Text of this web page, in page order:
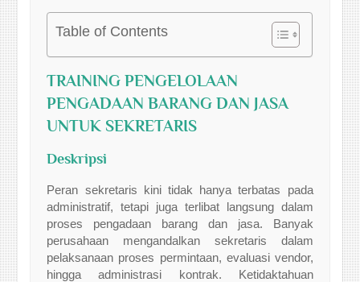
Table of Contents
TRAINING PENGELOLAAN
PENGADAAN BARANG DAN JASA
UNTUK SEKRETARIS
Deskripsi
Peran sekretaris kini tidak hanya terbatas pada
administratif, tetapi juga terlibat langsung dalam
proses pengadaan barang dan jasa. Banyak
perusahaan mengandalkan sekretaris dalam
pelaksanaan proses permintaan, evaluasi vendor,
hingga administrasi kontrak. Ketidaktahuan